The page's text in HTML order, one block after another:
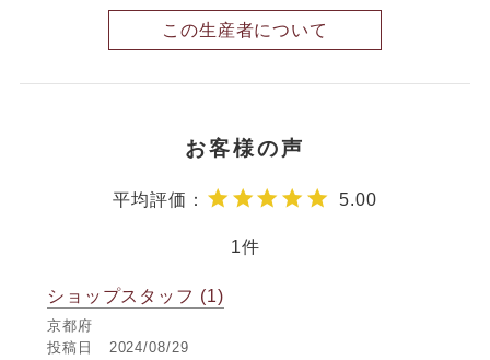
この生産者について
5.00
1
ショップスタッフ 1
京都府
投稿日
2024/08/29